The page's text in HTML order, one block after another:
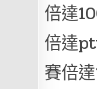
倍達
倍達
賽倍